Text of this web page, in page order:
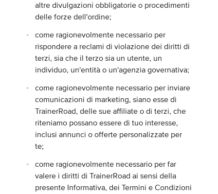
altre divulgazioni obbligatorie o procedimenti
delle forze dell'ordine;
come ragionevolmente necessario per
rispondere a reclami di violazione dei diritti di
terzi, sia che il terzo sia un utente, un
individuo, un'entità o un'agenzia governativa;
come ragionevolmente necessario per inviare
comunicazioni di marketing, siano esse di
TrainerRoad, delle sue affiliate o di terzi, che
riteniamo possano essere di tuo interesse,
inclusi annunci o offerte personalizzate per
te;
come ragionevolmente necessario per far
valere i diritti di TrainerRoad ai sensi della
presente Informativa, dei Termini e Condizioni